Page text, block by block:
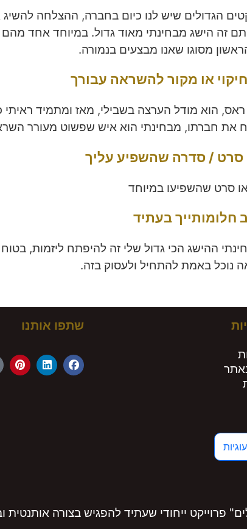
הגדולים שיש לנו כיום בחברה, ההצלחה
זה הישג מבחינתי מאוד גדול. במיוחד אחד
מסוגו שאנו מבצעים בנמורה.
או מקור להשראה עבורך
הוא מודל הערצה בשבילי, מאז ומתמיד ראיתי
את חברתו, מבחינתי הוא איש שפשוט מעורר
סרט / סדרה שהשפיע עליך
סרט שהשפיעו במיוחד
חלומותייך בעתיד
ההישג הכי גדול שלי זה להיפתח ליזמות,
נוכל באמת להתחיל ולעסוק בזה.
שתפו אותנו
ייחודי שעתיד להפגיש בצורה אותנטית